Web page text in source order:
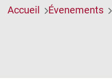
Accueil Évenements